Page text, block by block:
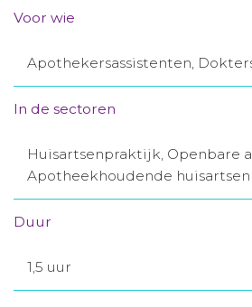
Voor wie
Apothekersassistenten,
In de sectoren
Huisartsenpraktijk, Openbare
Apotheekhoudende
Duur
1,5 uur